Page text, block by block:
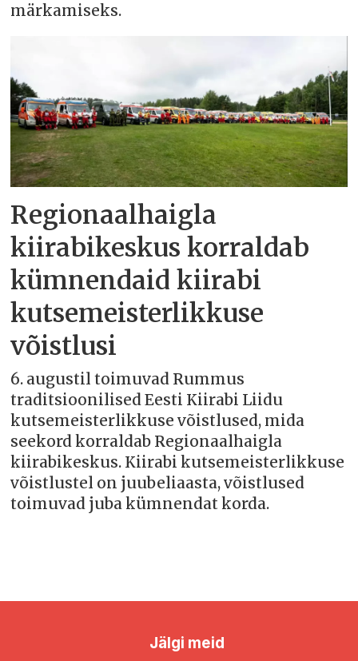
märkamiseks.
Regionaalhaigla
kiirabikeskus korraldab
kümnendaid kiirabi
kutsemeisterlikkuse
võistlusi
6. augustil toimuvad Rummus
traditsioonilised Eesti Kiirabi Liidu
kutsemeisterlikkuse võistlused, mida
seekord korraldab Regionaalhaigla
kiirabikeskus. Kiirabi kutsemeisterlikkuse
võistlustel on juubeliaasta, võistlused
toimuvad juba kümnendat korda.
Jälgi meid